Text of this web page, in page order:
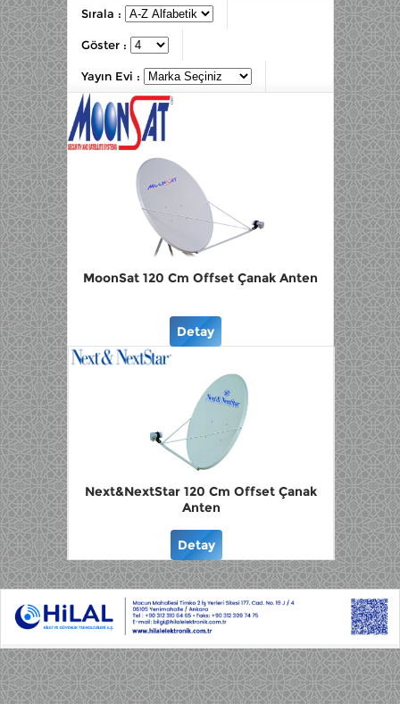
Sırala :
Göster :
Yayın Evi :
MoonSat 120 Cm Offset Çanak Anten
Detay
Next&NextStar 120 Cm Offset Çanak
Anten
Detay